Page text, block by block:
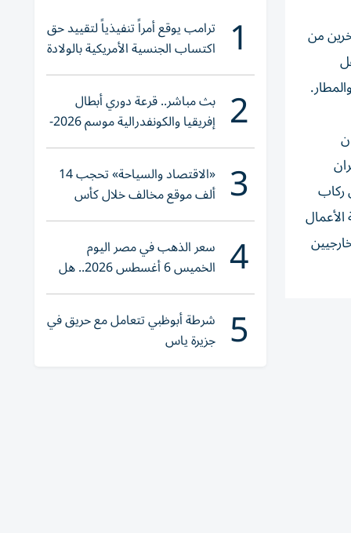
من
ركاب
1 ترامب يوقع أمراً تنفيذياً لتقييد حق
اكتساب الجنسية الأمريكية بالولادة
2 بث مباشر.. قرعة دوري أبطال
إفريقيا والكونفدرالية موسم 2026-
2027
3 «الاقتصاد والسياحة» تحجب 14
ألف موقع مخالف خلال كأس
العالم 2026
4 سعر الذهب في مصر اليوم
الخميس 6 أغسطس 2026.. هل
تنوي الشراء؟
5 شرطة أبوظبي تتعامل مع حريق في
جزيرة ياس